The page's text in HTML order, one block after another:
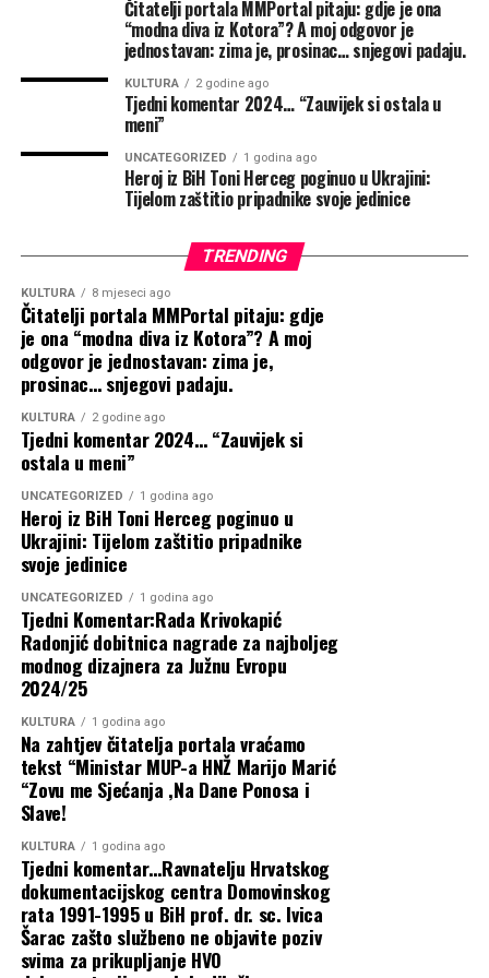
KOŠARAC: Izaslanstvu EU
dostavljeno Izvješće koji
omogućava isplatu pomoći od
70 milijuna
RELATED TOPICS:
UP NEXT
Iz rukopisa Željka Matića istaknutog Hrvata ” svjedoka
vremena” iz Banjaluke ” Ako neznaš što je bilo “milo
moje upitaj Heroje
DON'T MISS
FRA ANTE VUČKOVIĆ: “Poison cake – pjesma puna
otrova. Izbjegavajte!”
1 kolovoza, 2026
Crveni meteoalarm za Županiju
Zapadnohercegovačku, temperature i do
42 stupnja
1 kolovoza, 2026
HERCEGOVINA: Dva Air Tractora već
imala preko 240 naleta, osigurana i
dodatna…
1 kolovoza, 2026
Deseci tisuća ljudi stižu u Mokro i Široki
Brijeg, prvi kamperi su…
Novi udar na džepove građana pod
krinkom ‘ekologije’: Zbog markiranja
ponovno poskupljuje…
31 srpnja, 2026
Povezane vijesti
Zahvalnica Vladi HNŽ-a na potpori
održavanju športsko-edukacijskoga
kampa ”Izlazi vani”
Oštra osuda predsjednice Buhač nakon
skrnavljenja crkvenoga prostora i
vjerskoga znamenja u Međugorju
Sjednica Vlade HNŽ-a nije održana zbog
neobrazloženoga izostanka ministara iz
SDA i SDP-a
Buhač, Bevanda i Radišić obišli novo
cestovno raskružje Kaktus u Čitluku
Predsjednica Buhač ugostila rukovodstvo
i uspješne plivače SPK Zrinjski Mostar
Predsjednica Buhač pokroviteljica
odlaska mostarskih gimnazijalaca na
Međunarodnu olimpijadu u Kazahstan
Čitatelji portala MMPortal pitaju: gdje je ona
“modna diva iz Kotora”? A moj odgovor je
jednostavan: zima je, prosinac… snjegovi padaju.
KULTURA 2 godine ago
Tjedni komentar 2024… “Zauvijek si ostala u
meni”
UNCATEGORIZED 1 godina ago
Heroj iz BiH Toni Herceg poginuo u Ukrajini:
Tijelom zaštitio pripadnike svoje jedinice
TRENDING
KULTURA 8 mjeseci ago
Čitatelji portala MMPortal pitaju: gdje
je ona “modna diva iz Kotora”? A moj
odgovor je jednostavan: zima je,
prosinac… snjegovi padaju.
KULTURA 2 godine ago
Tjedni komentar 2024… “Zauvijek si
ostala u meni”
UNCATEGORIZED 1 godina ago
Heroj iz BiH Toni Herceg poginuo u
Ukrajini: Tijelom zaštitio pripadnike
svoje jedinice
UNCATEGORIZED 1 godina ago
Tjedni Komentar:Rada Krivokapić
Radonjić dobitnica nagrade za najboljeg
modnog dizajnera za Južnu Evropu
2024/25
KULTURA 1 godina ago
Na zahtjev čitatelja portala vraćamo
tekst “Ministar MUP-a HNŽ Marijo Marić
“Zovu me Sjećanja ,Na Dane Ponosa i
Slave!
KULTURA 1 godina ago
Tjedni komentar…Ravnatelju Hrvatskog
dokumentacijskog centra Domovinskog
rata 1991-1995 u BiH prof. dr. sc. Ivica
Šarac zašto službeno ne objavite poziv
svima za prikupljanje HVO